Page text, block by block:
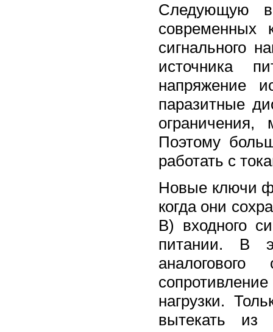
Следующую
современных
сигнального
источника
напряжение
паразитные
ограничения,
Поэтому
работать с
Новые ключи
когда они
В) входного
питании. В
нагрузки.
вытекать из